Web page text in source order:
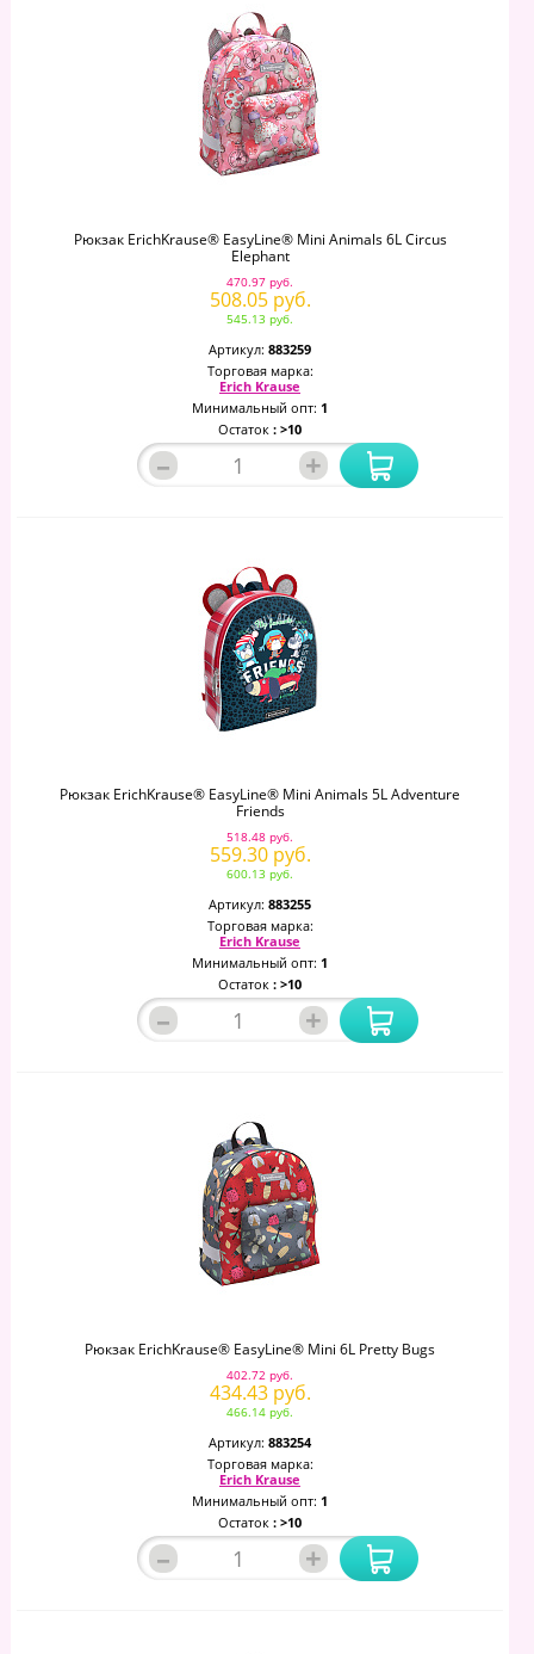
Рюкзак ErichKrause® EasyLine® Mini Animals 6L Circus
Elephant
470.97 руб.
508.05 руб.
545.13 руб.
Артикул: 883259
Торговая марка:
Erich Krause
Минимальный опт: 1
Остаток : >10
– +
Рюкзак ErichKrause® EasyLine® Mini Animals 5L Adventure
Friends
518.48 руб.
559.30 руб.
600.13 руб.
Артикул: 883255
Торговая марка:
Erich Krause
Минимальный опт: 1
Остаток : >10
– +
Рюкзак ErichKrause® EasyLine® Mini 6L Pretty Bugs
402.72 руб.
434.43 руб.
466.14 руб.
Артикул: 883254
Торговая марка:
Erich Krause
Минимальный опт: 1
Остаток : >10
– +